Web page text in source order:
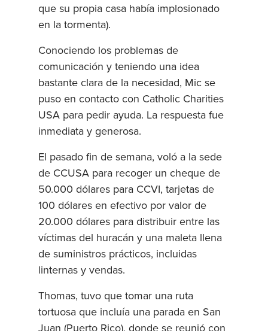
que su propia casa había implosionado
en la tormenta).
Conociendo los problemas de
comunicación y teniendo una idea
bastante clara de la necesidad, Mic se
puso en contacto con Catholic Charities
USA para pedir ayuda. La respuesta fue
inmediata y generosa.
El pasado fin de semana, voló a la sede
de CCUSA para recoger un cheque de
50.000 dólares para CCVI, tarjetas de
100 dólares en efectivo por valor de
20.000 dólares para distribuir entre las
víctimas del huracán y una maleta llena
de suministros prácticos, incluidas
linternas y vendas.
Thomas, tuvo que tomar una ruta
tortuosa que incluía una parada en San
Juan (Puerto Rico), donde se reunió con